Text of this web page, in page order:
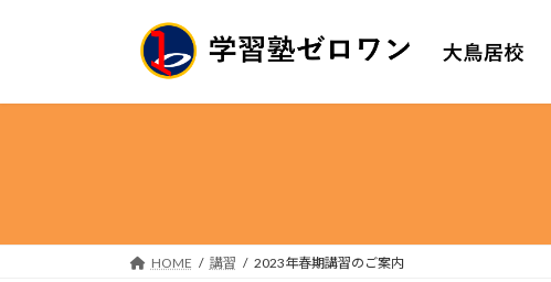
プ
動
HOME 講習 2023年春期講習のご案内